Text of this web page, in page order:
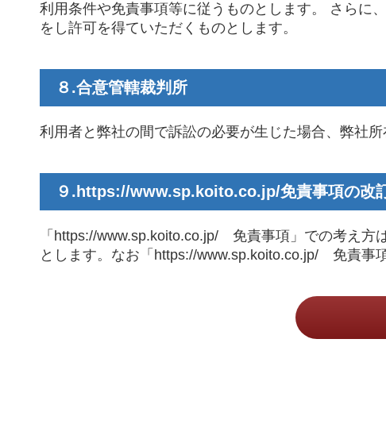
利用条件や免責事項等に従うものとします。 さらに
をし許可を得ていただくものとします。
８.合意管轄裁判所
利用者と弊社の間で訴訟の必要が生じた場合、弊社
９.https://www.sp.koito.co.jp/免責事項の改
「https://www.sp.koito.co.jp/ 免責事項」での考え方
とします。なお「https://www.sp.koito.co.jp/ 免責事